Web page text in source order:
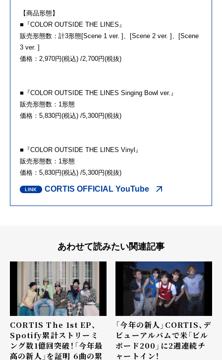
【商品形態】
■『COLOR OUTSIDE THE LINES』
販売形態数：計3形態[Scene 1 ver. ]、[Scene 2 ver. ]、[Scene
3 ver. ]
価格：2,970円(税込) /2,700円(税抜)
■『COLOR OUTSIDE THE LINES Singing Bowl ver.』
販売形態数：1形態
価格：5,830円(税込) /5,300円(税抜)
■『COLOR OUTSIDE THE LINES Vinyl』
販売形態数：1形態
価格：5,830円(税込) /5,300円(税抜)
CORTIS OFFICIAL YouTube
あわせて読みたい関連記事
CORTIS The 1st EP、
Spotify累計ストリーミ
ング数1億回突破！「今年最
高の新人」を証明 6曲の累
「今年の新人」CORTIS、デ
ビューアルバムで米「ビル
ボード200」に2週連続チ
ャートイン！